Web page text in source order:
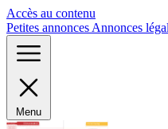
Accès au contenu
Petites annonces Annonces
Menu
Panneau de gestion des cookies